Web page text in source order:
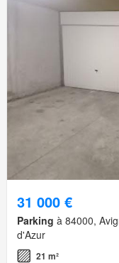
31 000 €
Parking à 84000,
d'Azur
21 m²